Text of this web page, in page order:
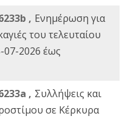
, Ενημέρωση για
του τελευταίου
2026 έως
, Συλλήψεις και
σε Κέρκυρα